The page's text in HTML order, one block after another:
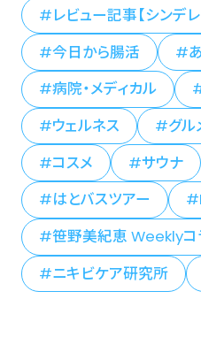
レビュー記事【シンデ
今日から腸活
病院・メディカル
ウェルネス
グル
コスメ
サウナ
はとバスツアー
笹野美紀恵 Weeklyコ
ニキビケア研究所